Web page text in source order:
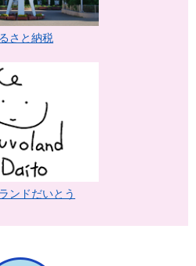
さと納税
ンドだいとう